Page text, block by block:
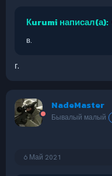
Кurumi написал(а):
в.
г.
NadeMaster
Бывалый малый
6 Май 2021